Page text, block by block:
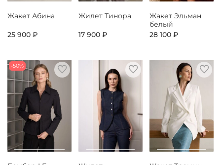
Жакет Абина
25 900 ₽
Жилет Тинора
17 900 ₽
Жакет Эльман
белый
28 100 ₽
-50%